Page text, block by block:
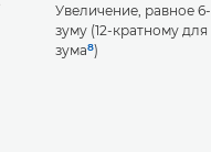
Увеличение, равное
зуму (12-кратному
зума8)